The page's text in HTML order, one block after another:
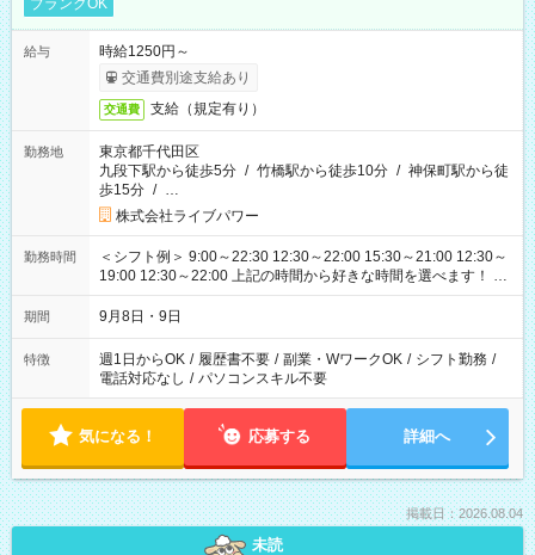
ブランクOK
給与
時給1250円～
交通費別途支給あり
交通費 支給（規定有り）
勤務地
東京都千代田区
九段下駅から徒歩5分 / 竹橋駅から徒歩10分 / 神保町駅から徒
歩15分 / …
株式会社ライブパワー
勤務時間
＜シフト例＞ 9:00～22:30 12:30～22:00 15:30～21:00 12:30～
19:00 12:30～22:00 上記の時間から好きな時間を選べます！ ※
時間は変更となる可能性があります
期間 9月8日・9日
特徴 週1日からOK / 履歴書不要 / 副業・WワークOK / シフト勤務 /
電話対応なし / パソコンスキル不要
気になる！ 応募する 詳細へ
掲載日：2026.08.04
未読